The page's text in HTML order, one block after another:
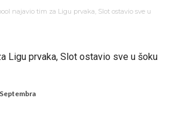
nije dešavalo: Sinner i Alcaraz odustaju, a
Isplivale skandalozne informacije, dobila je
disciplinu u Real Madrid. Ovo su tri nova
najavio tim za Ligu prvaka, Slot ostavio sve u
Ligu prvaka, Slot ostavio sve u šoku